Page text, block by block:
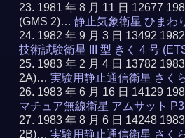
1981 年 8 月 11 日 12677
(GMS 2)…静止気象衛星 ひまわ
1982 年 9 月 3 日 13492
技術試験衛星 III 型 きく 4 号
1983 年 2 月 4 日 13782
2A)…実験用静止通信衛星 さく
1983 年 6 月 16 日 14129
マチュア無線衛星 アムサット
1983 年 8 月 6 日 14248
2B)…実験用静止通信衛星 さく